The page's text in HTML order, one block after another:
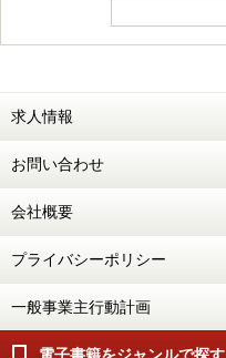
求人情報
お問い合わせ
会社概要
プライバシーポリシー
一般事業主行動計画